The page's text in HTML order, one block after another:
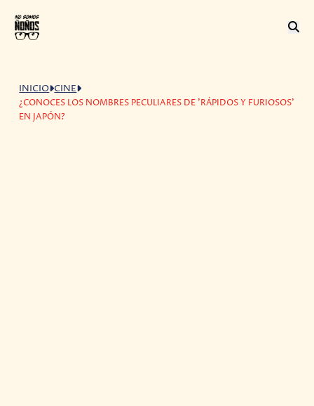
INICIO CINE
¿CONOCES LOS NOMBRES PECULIARES DE 'RÁPIDOS Y FURIOSOS'
EN JAPÓN?